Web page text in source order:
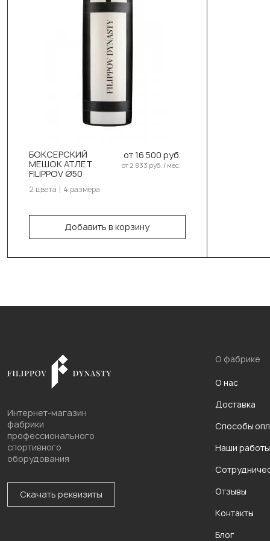
БОКСЕРСКИЙ
МЕШОК АТЛЕТ
FILIPPOV Ø50
от 16 500 руб.
от 2 833 руб. / мес.
2 цвета 4 размера
Добавить в корзину
Выберите цвет:
Белый
Выберите размер:
130см/50см/55-58кг
150см/50см/60-63кг
В корзину
Интернет-магазин
фабрики
профессионального
спортивного
оборудования
Скачать реквизиты
О фабрике
О нас
Доставка
Способы
Наши работы
Отзывы
Контакты
Блог